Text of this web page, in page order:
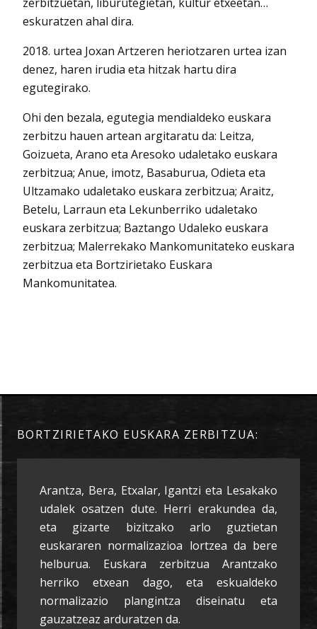
eskuratzen ahal dira.
2018. urtea Joxan Artzeren heriotzaren urtea izan
denez, haren irudia eta hitzak hartu dira
egutegirako.
Ohi den bezala, egutegia mendialdeko euskara
zerbitzu hauen artean argitaratu da: Leitza,
Goizueta, Arano eta Aresoko udaletako euskara
zerbitzua; Anue, imotz, Basaburua, Odieta eta
Ultzamako udaletako euskara zerbitzua; Araitz,
Betelu, Larraun eta Lekunberriko udaletako
euskara zerbitzua; Baztango Udaleko euskara
zerbitzua; Malerrekako Mankomunitateko euskara
zerbitzua eta Bortzirietako Euskara
Mankomunitatea.
BORTZIRIETAKO EUSKARA ZERBITZUA:
Arantza, Bera, Etxalar, Igantzi eta Lesakako
udalek osatzen dute. Herri erakundea da,
eta gizarte bizitzako arlo guztietan
euskararen normalizazioa lortzea da bere
helburua. Euskara zerbitzua Arantzako
herriko etxean dago, eta eskualdeko
normalizazio plangintza diseinatu eta
gauzatzeaz arduratzen da.